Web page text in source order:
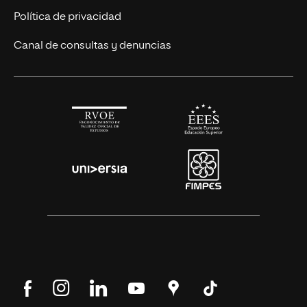
Alianza Newman
Actualidad
Solicita información
Política de privacidad
Canal de consultas y denuncias
Síguenos Síguenos SíguenosSíguenos
Encuéntranos